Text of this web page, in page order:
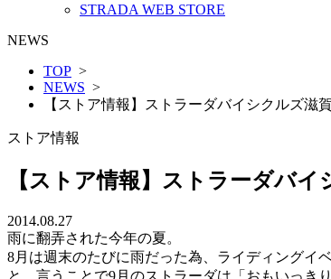
STRADA WEB STORE
NEWS
TOP >
NEWS >
【ストア情報】ストラーダバイシクルズ滋
ストア情報
【ストア情報】ストラーダバ
2014.08.27
雨に翻弄された今年の夏。
8月は週末のたびに雨だった為、ライディングイ
と、言うことで9月のストラーダは「おもいっき